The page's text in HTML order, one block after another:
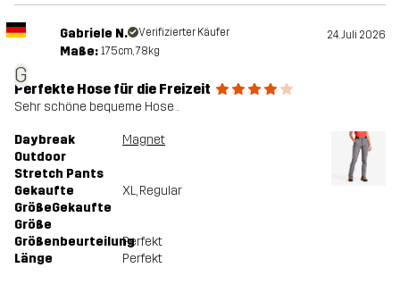
G
Gabriele N. Verifizierter Käufer 24. Juli 2026
Maße: 175cm, 78kg
Perfekte Hose für die Freizeit
Sehr schöne bequeme Hose .
Daybreak
Outdoor
Stretch Pants
Magnet
Gekaufte
GrößeGekaufte
Größe
XL, Regular
GrößenbeurteilungPerfekt
Länge
Perfekt